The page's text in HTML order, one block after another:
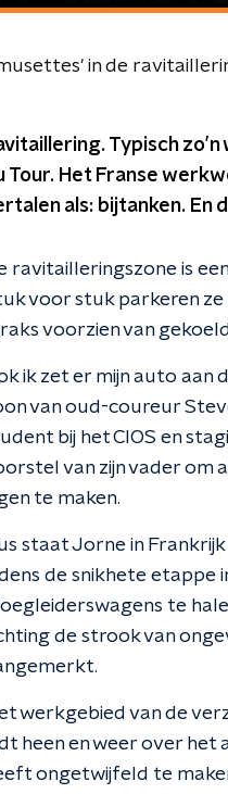
in de
Typisch
Tour. Het Franse
als: bijtanken. En
ravitailleringszone is
voor stuk parkeren ze
voorzien van
ik zet er mijn auto aan
van oud-coureur
bij het CIOS en
van zijn vader om
te maken.
staat Jorne in
de snikhete etappe
te
de strook van
werkgebied van de
heen en weer over
ongetwijfeld te